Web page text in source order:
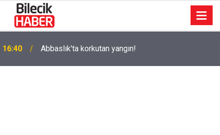
16:40 Abbaslık'ta korkutan yangın!